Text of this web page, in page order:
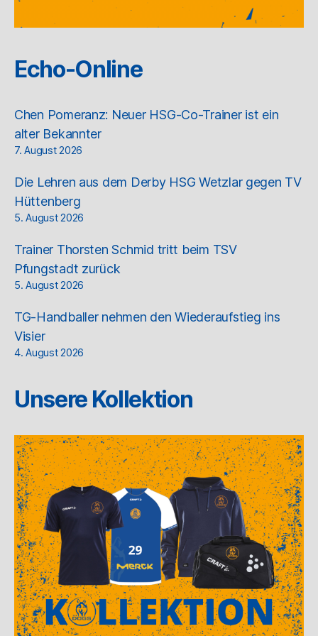
Echo-Online
Chen Pomeranz: Neuer HSG-Co-Trainer ist ein
alter Bekannter
7. August 2026
Die Lehren aus dem Derby HSG Wetzlar gegen TV
Hüttenberg
5. August 2026
Trainer Thorsten Schmid tritt beim TSV
Pfungstadt zurück
5. August 2026
TG-Handballer nehmen den Wiederaufstieg ins
Visier
4. August 2026
Unsere Kollektion